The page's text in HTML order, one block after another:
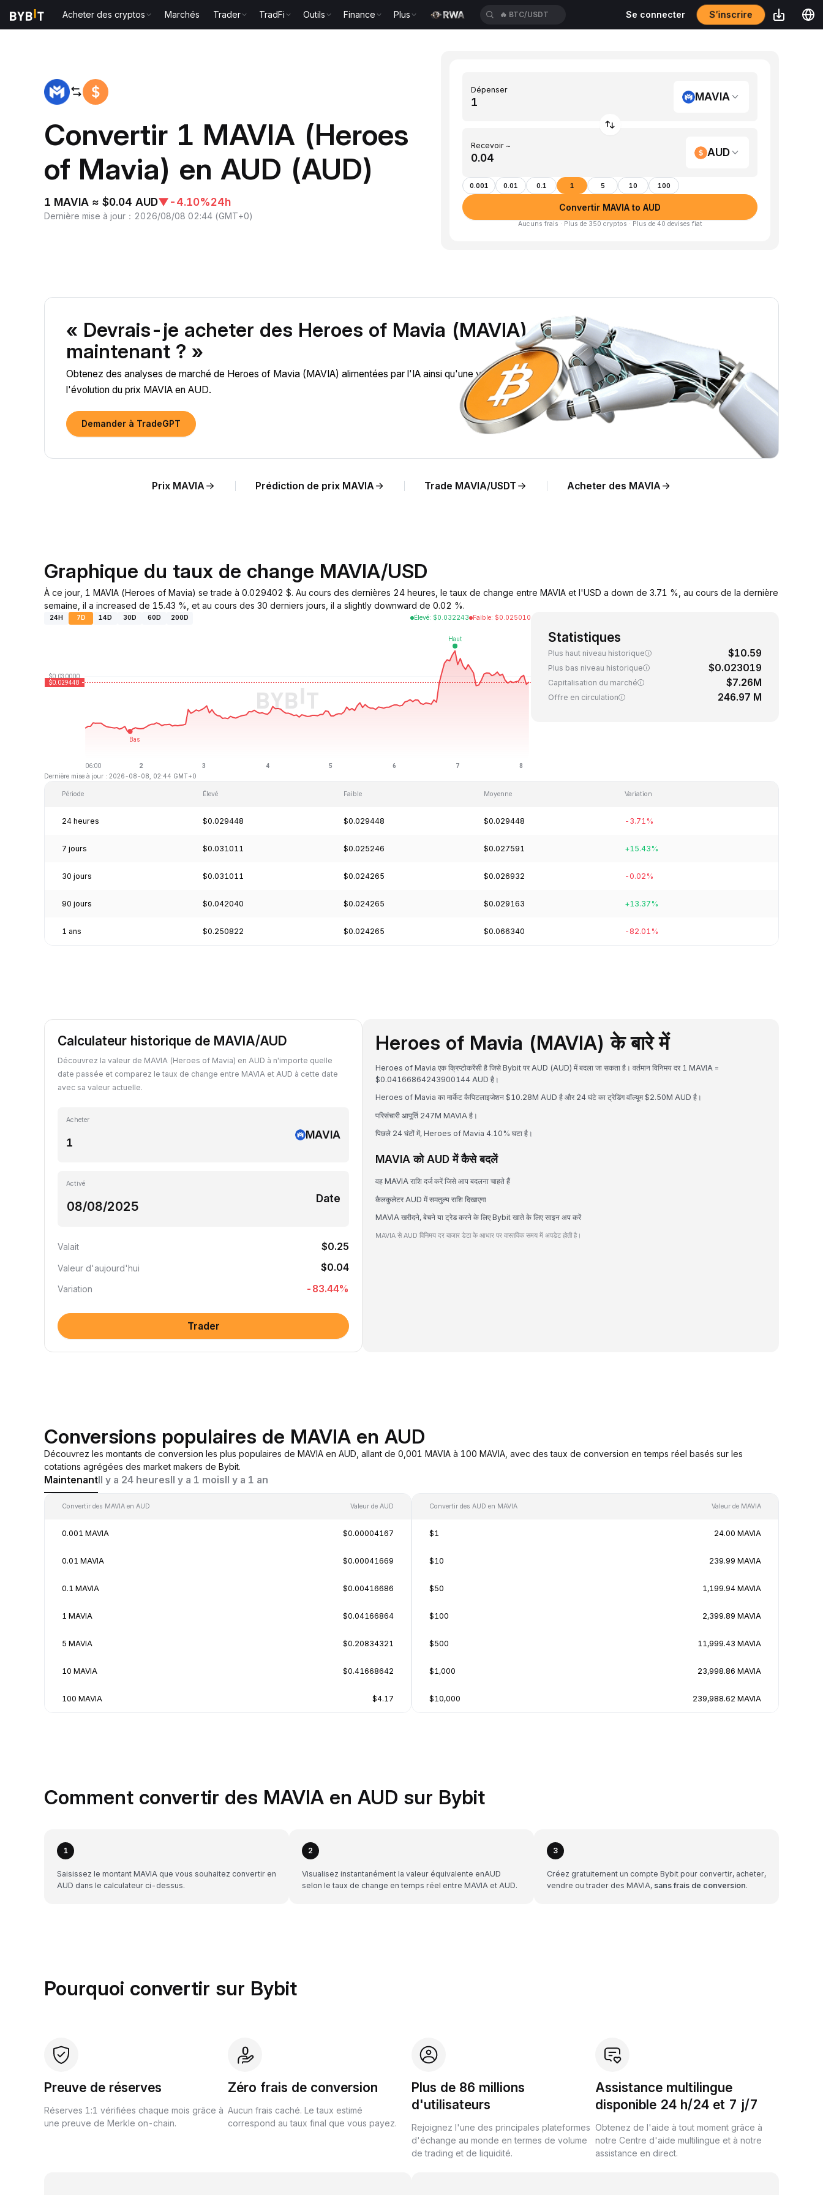
Acheter des cryptos Marchés Trader TradFi Outils Finance Plus 🔥 BTC/USDT Se connecter S’inscrire
Convertir 1 MAVIA (Heroes
of Mavia) en AUD (AUD)
1 MAVIA ≈ $0.04 AUD▼-4.10%24h
Dernière mise à jour ： 2026/08/08 02:44 (GMT+0)
Dépenser
MAVIA
Recevoir ~
AUD
0.001 0.01 0.1 1 5 10 100
Convertir MAVIA to AUD
Aucuns frais · Plus de 350 cryptos · Plus de 40 devises fiat
« Devrais-je acheter des Heroes of Mavia (MAVIA)
maintenant ? »
Obtenez des analyses de marché de Heroes of Mavia (MAVIA) alimentées par l'IA ainsi qu'une vue en temps réel de
l'évolution du prix MAVIA en AUD.
Demander à TradeGPT
Prix MAVIA Prédiction de prix MAVIA Trade MAVIA/USDT Acheter des MAVIA
Graphique du taux de change MAVIA/USD
À ce jour, 1 MAVIA (Heroes of Mavia) se trade à 0.029402 $. Au cours des dernières 24 heures, le taux de change entre MAVIA et l'USD a down de 3.71 %, au cours de la dernière
semaine, il a increased de 15.43 %, et au cours des 30 derniers jours, il a slightly downward de 0.02 %.
24H 7D 14D 30D 60D 200D Élevé: $0.032243 Faible: $0.025010
Dernière mise à jour : 2026-08-08, 02:44 GMT+0
Statistiques
Plus haut niveau historique $10.59
Plus bas niveau historique $0.023019
Capitalisation du marché $7.26M
Offre en circulation 246.97 M
Période Élevé Faible Moyenne Variation
24 heures $0.029448 $0.029448 $0.029448 -3.71%
7 jours $0.031011 $0.025246 $0.027591 +15.43%
30 jours $0.031011 $0.024265 $0.026932 -0.02%
90 jours $0.042040 $0.024265 $0.029163 +13.37%
1 ans $0.250822 $0.024265 $0.066340 -82.01%
Calculateur historique de MAVIA/AUD
Découvrez la valeur de MAVIA (Heroes of Mavia) en AUD à n'importe quelle
date passée et comparez le taux de change entre MAVIA et AUD à cette date
avec sa valeur actuelle.
Acheter
MAVIA
Activé
Date
Valait $0.25
Valeur d'aujourd'hui $0.04
Variation -83.44%
Trader
Heroes of Mavia (MAVIA) के बारे में
Heroes of Mavia एक क्रिप्टोकरेंसी है जिसे Bybit पर AUD (AUD) में बदला जा सकता है। वर्तमान विनिमय दर 1 MAVIA =
$0.04166864243900144 AUD है।
Heroes of Mavia का मार्केट कैपिटलाइजेशन $10.28M AUD है और 24 घंटे का ट्रेडिंग वॉल्यूम $2.50M AUD है।
परिसंचारी आपूर्ति 247M MAVIA है।
पिछले 24 घंटों में, Heroes of Mavia 4.10% घटा है।
MAVIA को AUD में कैसे बदलें
वह MAVIA राशि दर्ज करें जिसे आप बदलना चाहते हैं
कैलकुलेटर AUD में समतुल्य राशि दिखाएगा
MAVIA खरीदने, बेचने या ट्रेड करने के लिए Bybit खाते के लिए साइन अप करें
MAVIA से AUD विनिमय दर बाजार डेटा के आधार पर वास्तविक समय में अपडेट होती है।
Conversions populaires de MAVIA en AUD
Découvrez les montants de conversion les plus populaires de MAVIA en AUD, allant de 0,001 MAVIA à 100 MAVIA, avec des taux de conversion en temps réel basés sur les
cotations agrégées des market makers de Bybit.
MaintenantIl y a 24 heuresIl y a 1 moisIl y a 1 an
Convertir des MAVIA en AUD Valeur de AUD
0.001 MAVIA $0.00004167
0.01 MAVIA $0.00041669
0.1 MAVIA $0.00416686
1 MAVIA $0.04166864
5 MAVIA $0.20834321
10 MAVIA $0.41668642
100 MAVIA $4.17
Convertir des AUD en MAVIA Valeur de MAVIA
$1 24.00 MAVIA
$10 239.99 MAVIA
$50 1,199.94 MAVIA
$100 2,399.89 MAVIA
$500 11,999.43 MAVIA
$1,000 23,998.86 MAVIA
$10,000 239,988.62 MAVIA
Comment convertir des MAVIA en AUD sur Bybit
1
Saisissez le montant MAVIA que vous souhaitez convertir en
AUD dans le calculateur ci-dessus.
2
Visualisez instantanément la valeur équivalente enAUD
selon le taux de change en temps réel entre MAVIA et AUD.
3
Créez gratuitement un compte Bybit pour convertir, acheter,
vendre ou trader des MAVIA, sans frais de conversion.
Pourquoi convertir sur Bybit
Preuve de réserves
Réserves 1:1 vérifiées chaque mois grâce à
une preuve de Merkle on-chain.
Zéro frais de conversion
Aucun frais caché. Le taux estimé
correspond au taux final que vous payez.
Plus de 86 millions
d'utilisateurs
Rejoignez l'une des principales plateformes
d'échange au monde en termes de volume
de trading et de liquidité.
Assistance multilingue
disponible 24 h/24 et 7 j/7
Obtenez de l'aide à tout moment grâce à
notre Centre d'aide multilingue et à notre
assistance en direct.